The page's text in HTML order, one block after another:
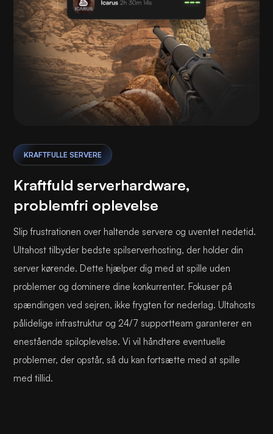
KRAFTFULLE SERVERE
Kraftfuld serverhardware,
problemfri oplevelse
Slip frustrationen over haltende servere og uventet nedetid.
Ultahost tilbyder bedste spilserverhosting, der holder din
server kørende. Dette hjælper dig med at spille uden
problemer og dominere dine konkurrenter. Fokuser på
spændingen ved sejren, ikke frygten for nederlag. Ultahosts
pålidelige infrastruktur og 24/7 supportteam garanterer en
enestående spiloplevelse. Vi vil håndtere eventuelle
problemer, der opstår, så du kan fortsætte med at spille
med tillid.